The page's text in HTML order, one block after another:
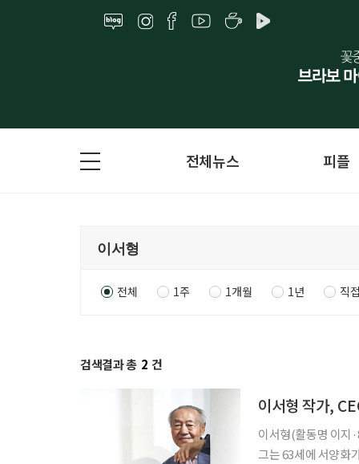
전체뉴스 피플
전체 1주 1개월 1년 직
검색결과 총 2 건
이서형 작가,
이서형(활동명 이지
그는 63세에 서양화